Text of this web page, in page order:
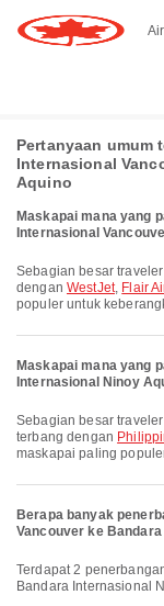
Pertanyaan umum
Internasional
Aquino
Maskapai mana yang
Internasional
Sebagian besar traveler dari Bandara Internasional Vancouver terbang
dengan WestJet, Flair
populer untuk
Maskapai mana yang
Internasional Ninoy
Sebagian besar traveler yang menuju Bandara Internasional Ninoy Aquino
terbang dengan
maskapai paling
Berapa banyak
Vancouver ke
Terdapat 2 penerbangan dari Bandara Internasional Vancouver ke
Bandara Internasional